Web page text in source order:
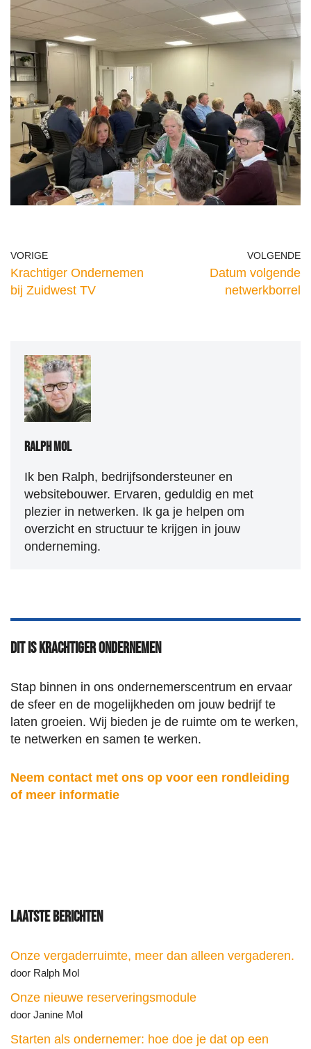
VORIGE
Krachtiger Ondernemen
bij Zuidwest TV
VOLGENDE
Datum volgende
netwerkborrel
Ralph Mol
Ik ben Ralph, bedrijfsondersteuner en
websitebouwer. Ervaren, geduldig en met
plezier in netwerken. Ik ga je helpen om
overzicht en structuur te krijgen in jouw
onderneming.
Dit is Krachtiger Ondernemen
Stap binnen in ons ondernemerscentrum en ervaar
de sfeer en de mogelijkheden om jouw bedrijf te
laten groeien. Wij bieden je de ruimte om te werken,
te netwerken en samen te werken.
Neem contact met ons op voor een rondleiding
of meer informatie
Laatste berichten
Onze vergaderruimte, meer dan alleen vergaderen.
door Ralph Mol
Onze nieuwe reserveringsmodule
door Janine Mol
Starten als ondernemer: hoe doe je dat op een